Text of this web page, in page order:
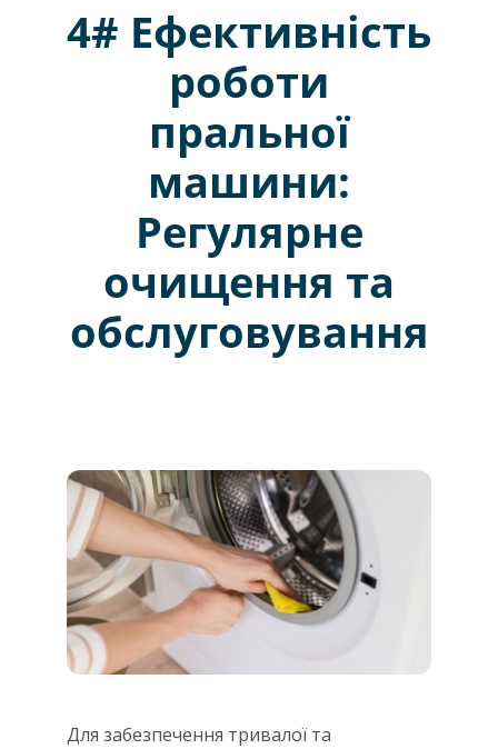
4# Ефективність
роботи
пральної
машини:
Регулярне
очищення та
обслуговування
Для забезпечення тривалої та